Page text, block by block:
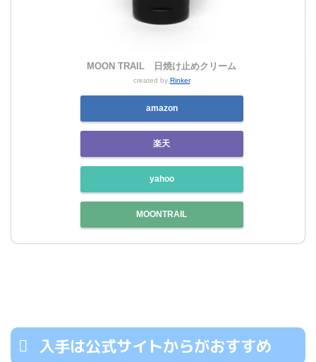
MOON TRAIL 日焼け止めクリーム
created by Rinker
amazon
楽天
yahoo
MOONTRAIL
入手は公式サイトからがおすすめ